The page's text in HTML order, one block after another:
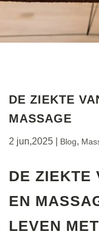
DE ZIEKTE
MASSAGE
2 jun,2025 Blog,
DE ZIEKTE
EN
LEVEN